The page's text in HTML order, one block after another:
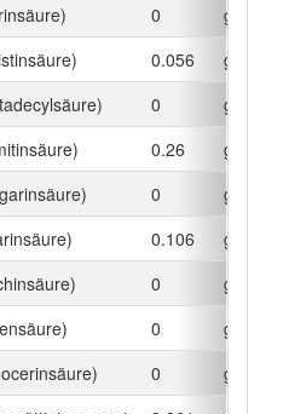
0
g
0.056
g
0
g
0.26
g
0
g
0.106
g
0
g
0
g
0
g